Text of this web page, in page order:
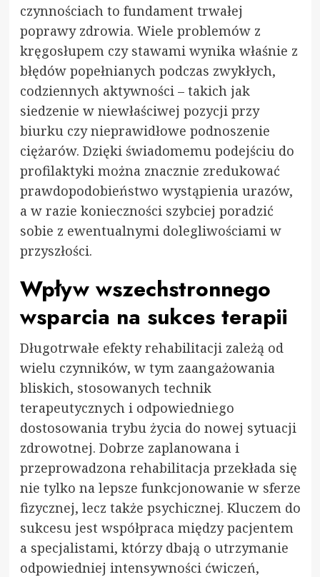
czynnościach to fundament trwałej
poprawy zdrowia. Wiele problemów z
kręgosłupem czy stawami wynika właśnie z
błędów popełnianych podczas zwykłych,
codziennych aktywności – takich jak
siedzenie w niewłaściwej pozycji przy
biurku czy nieprawidłowe podnoszenie
ciężarów. Dzięki świadomemu podejściu do
profilaktyki można znacznie zredukować
prawdopodobieństwo wystąpienia urazów,
a w razie konieczności szybciej poradzić
sobie z ewentualnymi dolegliwościami w
przyszłości.
Wpływ wszechstronnego
wsparcia na sukces terapii
Długotrwałe efekty rehabilitacji zależą od
wielu czynników, w tym zaangażowania
bliskich, stosowanych technik
terapeutycznych i odpowiedniego
dostosowania trybu życia do nowej sytuacji
zdrowotnej. Dobrze zaplanowana i
przeprowadzona rehabilitacja przekłada się
nie tylko na lepsze funkcjonowanie w sferze
fizycznej, lecz także psychicznej. Kluczem do
sukcesu jest współpraca między pacjentem
a specjalistami, którzy dbają o utrzymanie
odpowiedniej intensywności ćwiczeń,